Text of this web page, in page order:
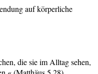
auf körperliche
die sie im Alltag sehen,